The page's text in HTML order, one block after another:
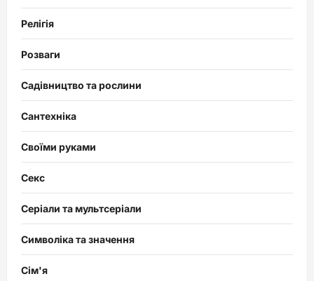
Релігія
Розваги
Садівництво та рослини
Сантехніка
Своїми руками
Секс
Серіали та мультсеріали
Символіка та значення
Сім'я